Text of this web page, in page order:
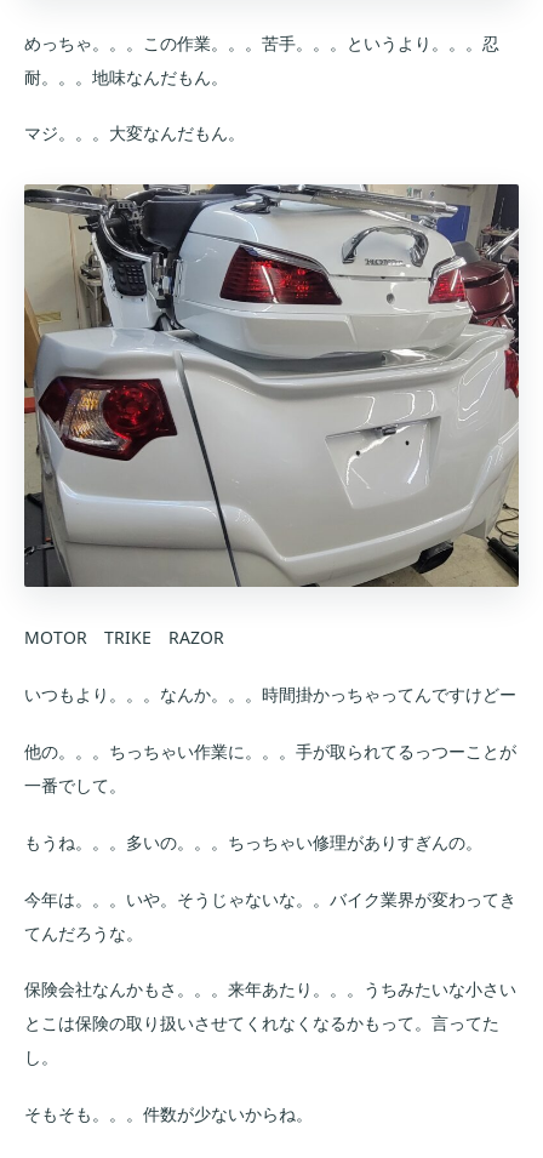
めっちゃ。。。この作業。。。苦手。。。というより。。。忍
耐。。。地味なんだもん。
マジ。。。大変なんだもん。
MOTOR TRIKE RAZOR
いつもより。。。なんか。。。時間掛かっちゃってんですけどー
他の。。。ちっちゃい作業に。。。手が取られてるっつーことが
一番でして。
もうね。。。多いの。。。ちっちゃい修理がありすぎんの。
今年は。。。いや。そうじゃないな。。バイク業界が変わってき
てんだろうな。
保険会社なんかもさ。。。来年あたり。。。うちみたいな小さい
とこは保険の取り扱いさせてくれなくなるかもって。言ってた
し。
そもそも。。。件数が少ないからね。